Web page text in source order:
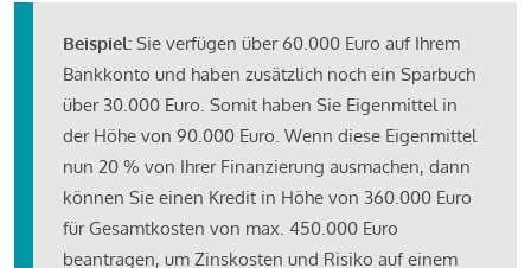
Beispiel: Sie verfügen über 60.000 Euro auf Ihrem
Bankkonto und haben zusätzlich noch ein Sparbuch
über 30.000 Euro. Somit haben Sie Eigenmittel in
der Höhe von 90.000 Euro. Wenn diese Eigenmittel
nun 20 % von Ihrer Finanzierung ausmachen, dann
können Sie einen Kredit in Höhe von 360.000 Euro
für Gesamtkosten von max. 450.000 Euro
beantragen, um Zinskosten und Risiko auf einem